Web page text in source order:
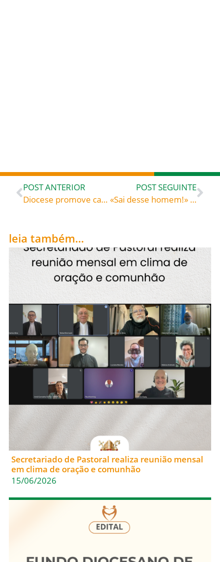
POST ANTERIOR
Diocese promove capacitação de Lideranças das Paróquias da Comarca Pastoral de Timbó
POST SEGUINTE
«Sai desse homem!» – São [Padre] Pio de Pietrelcina (1887-1968), capuchinho – Leituras Bíblicas
leia também...
Secretariado de Pastoral realiza reunião mensal
em clima de oração e comunhão
15/06/2026